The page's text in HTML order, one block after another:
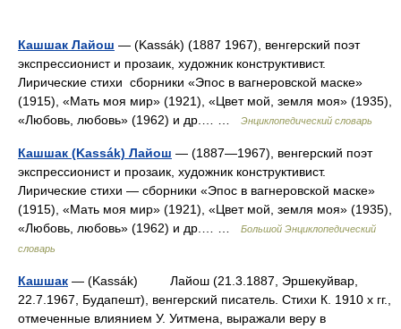
Кашшак Лайош — (Kassák) (1887 1967), венгерский поэт
экспрессионист и прозаик, художник конструктивист.
Лирические стихи сборники «Эпос в вагнеровской маске»
(1915), «Мать моя мир» (1921), «Цвет мой, земля моя» (1935),
«Любовь, любовь» (1962) и др.… …
Энциклопедический словарь
Кашшак (Kassák) Лайош — (1887—1967), венгерский поэт
экспрессионист и прозаик, художник конструктивист.
Лирические стихи — сборники «Эпос в вагнеровской маске»
(1915), «Мать моя мир» (1921), «Цвет мой, земля моя» (1935),
«Любовь, любовь» (1962) и др.… …
Большой Энциклопедический
словарь
Кашшак — (Kassák) Лайош (21.3.1887, Эршекуйвар,
22.7.1967, Будапешт), венгерский писатель. Стихи К. 1910 х гг.,
отмеченные влиянием У. Уитмена, выражали веру в